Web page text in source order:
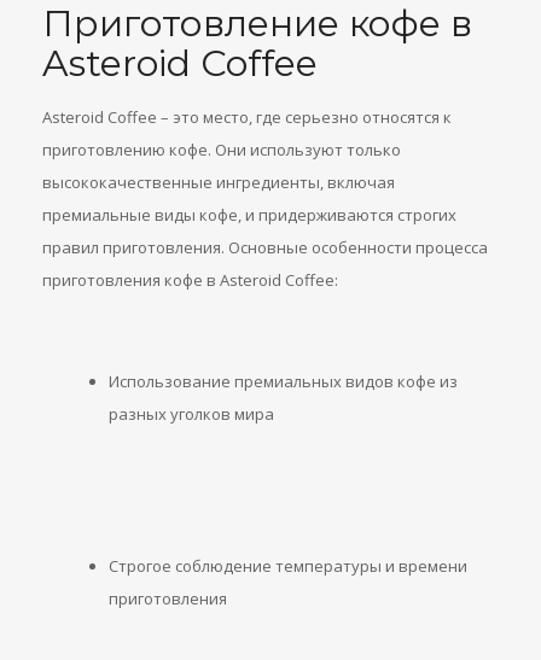
Приготовление кофе в
Asteroid Coffee
Asteroid Coffee – это место, где серьезно относятся к
приготовлению кофе. Они используют только
высококачественные ингредиенты, включая
премиальные виды кофе, и придерживаются строгих
правил приготовления. Основные особенности процесса
приготовления кофе в Asteroid Coffee:
Использование премиальных видов кофе из
разных уголков мира
Строгое соблюдение температуры и времени
приготовления